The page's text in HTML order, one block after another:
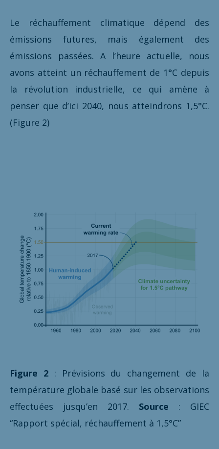
Le réchauffement climatique dépend des
émissions futures, mais également des
émissions passées. A l’heure actuelle, nous
avons atteint un réchauffement de 1°C depuis
la révolution industrielle, ce qui amène à
penser que d’ici 2040, nous atteindrons 1,5°C.
(Figure 2)
Figure 2: Prévisions du changement de la
température globale basé sur les observations
effectuées jusqu’en 2017. Source : GIEC
“Rapport spécial, réchauffement à 1,5°C”